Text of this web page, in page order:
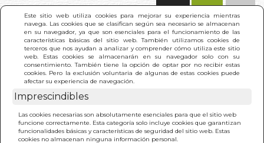
Este sitio web utiliza cookies para mejorar su experiencia mientras
navega. Las cookies que se clasifican según sea necesario se almacenan
en su navegador, ya que son esenciales para el funcionamiento de las
características básicas del sitio web. También utilizamos cookies de
terceros que nos ayudan a analizar y comprender cómo utiliza este sitio
web. Estas cookies se almacenarán en su navegador solo con su
consentimiento. También tiene la opción de optar por no recibir estas
cookies. Pero la exclusión voluntaria de algunas de estas cookies puede
afectar su experiencia de navegación.
Imprescindibles
Las cookies necesarias son absolutamente esenciales para que el sitio web
funcione correctamente. Esta categoría solo incluye cookies que garantizan
funcionalidades básicas y características de seguridad del sitio web. Estas
cookies no almacenan ninguna información personal.
INICIO > DECAMERON. EL